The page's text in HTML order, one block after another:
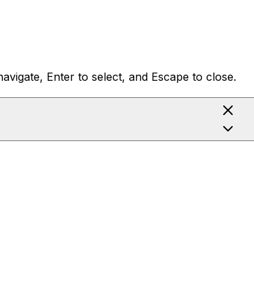
Enter to select, and Escape to close.